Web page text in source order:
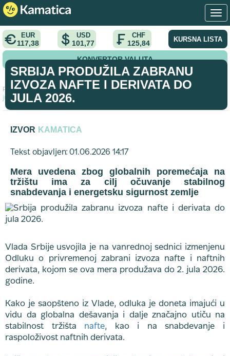
EUR
117,38
USD
101,77
CHF
125,84 KURSNA LISTA
KONVERTOR VALUTA
Početna > vest >
Srbija produžila zabranu izvoza nafte i derivata do
jula 2026.
SRBIJA PRODUŽILA ZABRANU
IZVOZA NAFTE I DERIVATA DO
JULA 2026.
IZVOR KAMATICA
Tekst objavljen: 01.06.2026 14:17
Mera uvedena zbog globalnih poremećaja na
tržištu ima za cilj očuvanje stabilnog
snabdevanja i energetsku sigurnost zemlje
Vlada Srbije usvojila je na vanrednoj sednici izmenjenu
Odluku o privremenoj zabrani izvoza nafte i naftnih
derivata, kojom se ova mera produžava do 2. jula 2026.
godine.
Kako je saopšteno iz Vlade, odluka je doneta imajući u
vidu da globalna dešavanja i dalje značajno utiču na
stabilnost tržišta nafte, kao i na snabdevanje i
raspoloživost naftnih derivata.